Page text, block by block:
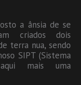
a ânsia de se
criados dois
terra nua, sendo
SIPT (Sistema
mais uma